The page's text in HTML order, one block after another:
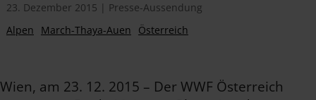
23. Dezember 2015 | Presse-Aussendung
Alpen
March-Thaya-Auen Österreich
Wien, am 23. 12. 2015 – Der WWF Österreich